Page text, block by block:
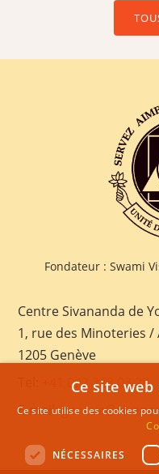
Fondateur : Swami
Centre Sivananda de
1, rue des Minoteries /
1205 Genève
+41 022 328 03 28
E-mail:
Ce site
Ce site utilise des cookies
NÉCESSAIRES